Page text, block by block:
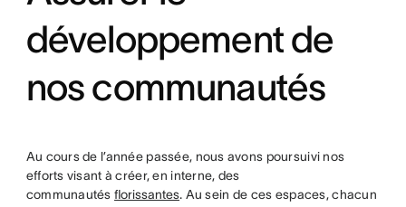
développement de
nos communautés
Au cours de l’année passée, nous avons poursuivi nos
efforts visant à créer, en interne, des
communautésflorissantes. Au sein de ces espaces, chacun